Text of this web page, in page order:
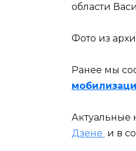
области
Фото из
Ранее мы
Актуальные
Дзене и в